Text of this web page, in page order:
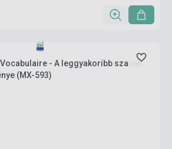
- A leggyakoribb szavak
(MX-593)